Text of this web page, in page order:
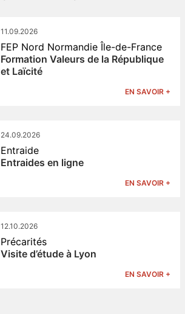
11.09.2026
FEP Nord Normandie Île-de-France
Formation Valeurs de la République
et Laïcité
EN SAVOIR +
24.09.2026
Entraide
Entraides en ligne
EN SAVOIR +
12.10.2026
Précarités
Visite d’étude à Lyon
EN SAVOIR +